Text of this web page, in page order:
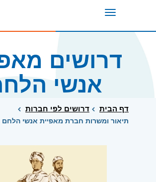
Toggle
דרושים
אנשי
דף הבית דרושים לפי חברות
תיאור ומשרות חברת מאפיית אנשי הלחם